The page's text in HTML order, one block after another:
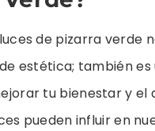
de pizarra verde
estética; también es
tu bienestar y el
pueden influir en